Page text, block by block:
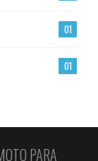
01
01
PARA